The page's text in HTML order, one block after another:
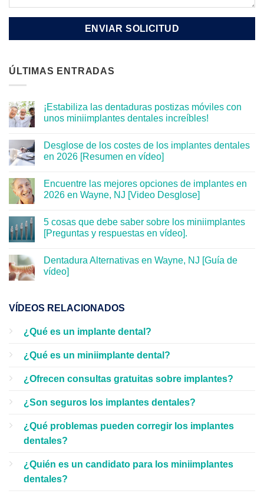
ÚLTIMAS ENTRADAS
¡Estabiliza las dentaduras postizas móviles con
unos miniimplantes dentales increíbles!
Desglose de los costes de los implantes dentales
en 2026 [Resumen en vídeo]
Encuentre las mejores opciones de implantes en
2026 en Wayne, NJ [Video Desglose]
5 cosas que debe saber sobre los miniimplantes
[Preguntas y respuestas en vídeo].
Dentadura Alternativas en Wayne, NJ [Guía de
vídeo]
VÍDEOS RELACIONADOS
¿Qué es un implante dental?
¿Qué es un miniimplante dental?
¿Ofrecen consultas gratuitas sobre implantes?
¿Son seguros los implantes dentales?
¿Qué problemas pueden corregir los implantes
dentales?
¿Quién es un candidato para los miniimplantes
dentales?